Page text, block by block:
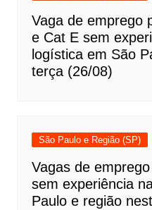
Vaga de emprego
e Cat E sem
logística em São
terça (26/08)
São Paulo e Região (SP)
Vagas de
sem experiência
Paulo e região